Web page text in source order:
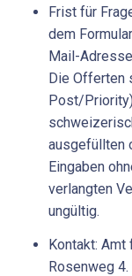
Frist für
dem
Mail-
Die Offerten
Post/
ausgefüllten
Eingaben
verlangten
ungültig.
Kontakt: Amt
Rosenweg 4.